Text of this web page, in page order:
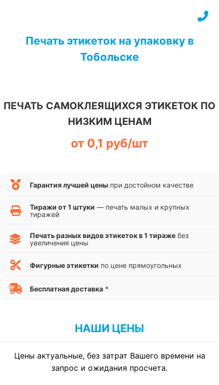
Печать этикеток на упаковку в
Тобольске
ПЕЧАТЬ САМОКЛЕЯЩИХСЯ ЭТИКЕТОК ПО
НИЗКИМ ЦЕНАМ
от 0,1 руб/шт
Гарантия лучшей цены при достойном качестве
Тиражи от 1 штуки — печать малых и крупных
тиражей
Печать разных видов этикеток в 1 тираже без
увеличения цены
Фигурные этикетки по цене прямоугольных
Бесплатная доставка *
НАШИ ЦЕНЫ
Цены актуальные, без затрат Вашего времени на
запрос и ожидания просчета.